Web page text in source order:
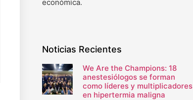
económica.
Noticias Recientes
We Are the Champions: 18
anestesiólogos se forman
como líderes y multiplicadores
en hipertermia maligna